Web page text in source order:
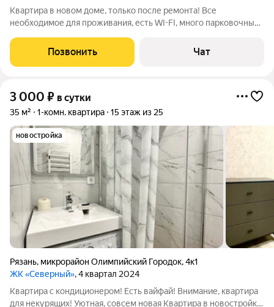
Квартира в новом доме, только после ремонта! Все
необходимое для проживания, есть WI-FI, много парковочных
супермаркеты "Перекресток", "Магнит", "Пятерочка".
Недалеко 11 больница, гипермаркеты
Позвонить Чат
3 000 ₽ в сутки
35 м² 1-комн. квартира 15 этаж из 25
новостройка
Рязань, микрорайон Олимпийский Городок,4к1
ЖК «Северный», 4 квартал 2024
Квартира с кондиционером! Есть вайфай! Внимание, квартира
для некурящих! Уютная, совсем новая Квартира в новостройке